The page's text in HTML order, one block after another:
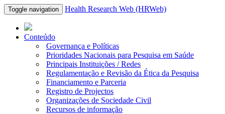
Toggle navigation Health Research Web (HRWeb)
Conteúdo
Governança e Políticas
Prioridades Nacionais para Pesquisa em Saúde
Principais Instituições / Redes
Regulamentação e Revisão da Ética da Pesquisa
Financiamento e Parceria
Registro de Projectos
Organizações de Sociedade Civil
Recursos de informação